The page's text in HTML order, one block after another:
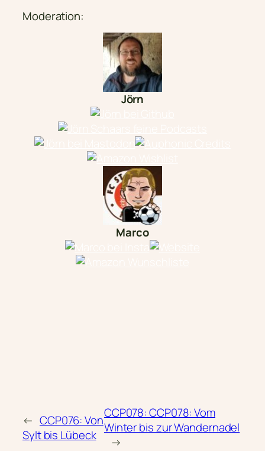
Moderation:
Jörn
Marco
← CCP076: Von
Sylt bis Lübeck
CCP078: CCP078: Vom
Winter bis zur Wandernadel
→